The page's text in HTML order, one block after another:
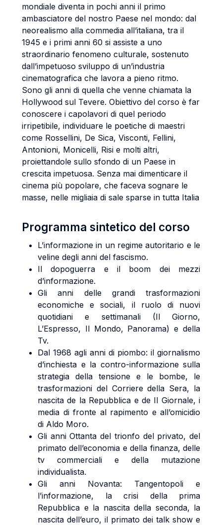
mondiale diventa in pochi anni il primo
ambasciatore del nostro Paese nel mondo: dal
neorealismo alla commedia all’italiana, tra il
1945 e i primi anni 60 si assiste a uno
straordinario fenomeno culturale, sostenuto
dall’impetuoso sviluppo di un’industria
cinematografica che lavora a pieno ritmo.
Sono gli anni di quella che venne chiamata la
Hollywood sul Tevere. Obiettivo del corso è far
conoscere i capolavori di quel periodo
irripetibile, individuare le poetiche di maestri
come Rossellini, De Sica, Visconti, Fellini,
Antonioni, Monicelli, Risi e molti altri,
proiettandole sullo sfondo di un Paese in
crescita impetuosa. Senza mai dimenticare il
cinema più popolare, che faceva sognare le
masse, nelle migliaia di sale sparse in tutta Italia
Programma sintetico del corso
L’informazione in un regime autoritario e le
veline degli anni del fascismo.
Il dopoguerra e il boom dei mezzi
d’informazione.
Gli anni delle grandi trasformazioni
economiche e sociali, il ruolo di nuovi
quotidiani e settimanali (Il Giorno,
L’Espresso, Il Mondo, Panorama) e della
Tv.
Dal 1968 agli anni di piombo: il giornalismo
d’inchiesta e la contro-informazione sulla
strategia della tensione e le bombe, le
trasformazioni del Corriere della Sera, la
nascita de la Repubblica e de Il Giornale, i
media di fronte al rapimento e all’omicidio
di Aldo Moro.
Gli anni Ottanta del trionfo del privato, del
primato dell’economia e della finanza, delle
tv commerciali e della mutazione
individualista.
Gli anni Novanta: Tangentopoli e
l’informazione, la crisi della prima
Repubblica e la nascita della seconda, la
nascita dell’euro, il primato dei talk show e